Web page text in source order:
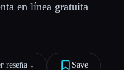
en línea gratuita
reseña ↓︎ Save